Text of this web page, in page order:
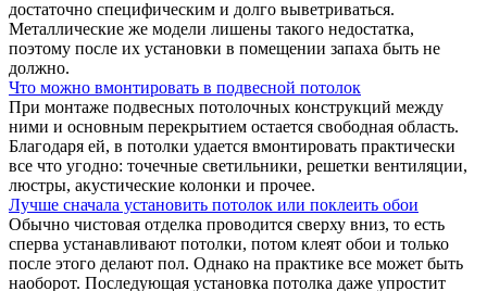
достаточно специфическим и долго выветриваться.
Металлические же модели лишены такого недостатка,
поэтому после их установки в помещении запаха быть не
должно.
Что можно вмонтировать в подвесной потолок
При монтаже подвесных потолочных конструкций между
ними и основным перекрытием остается свободная область.
Благодаря ей, в потолки удается вмонтировать практически
все что угодно: точечные светильники, решетки вентиляции,
люстры, акустические колонки и прочее.
Лучше сначала установить потолок или поклеить обои
Обычно чистовая отделка проводится сверху вниз, то есть
сперва устанавливают потолки, потом клеят обои и только
после этого делают пол. Однако на практике все может быть
наоборот. Последующая установка потолка даже упростит